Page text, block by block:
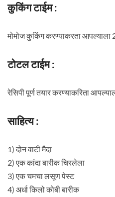
कुकिंग टाईम :
मोमोज कुकिंग करण्याकरता आपल्याला
टोटल टाईम :
रेसिपी पूर्ण तयार करण्याकरिता
साहित्य :
1) दोन वाटी मैदा
2) एक कांदा बारीक चिरलेला
3) एक चमचा लसूण पेस्ट
4) अर्धा किलो कोबी बारीक